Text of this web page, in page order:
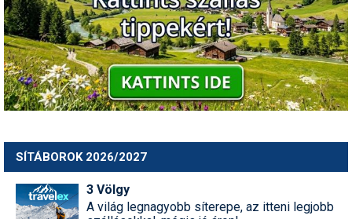
SÍTÁBOROK 2026/2027
3 Völgy
A világ legnagyobb síterepe, az itteni legjobb